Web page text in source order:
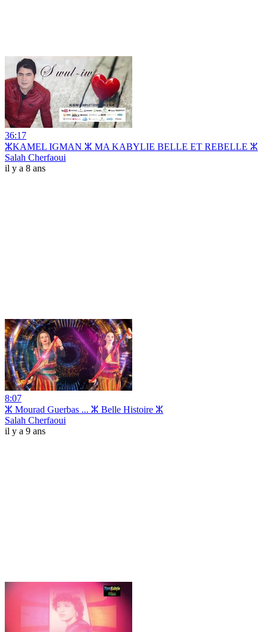
36:17
ⵣKAMEL IGMAN ⵣ MA KABYLIE BELLE ET REBELLE ⵣ
Salah Cherfaoui
il y a 8 ans
8:07
ⵣ Mourad Guerbas ... ⵣ Belle Histoire ⵣ
Salah Cherfaoui
il y a 9 ans